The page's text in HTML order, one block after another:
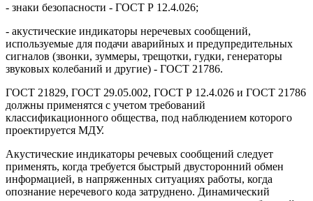
- знаки безопасности - ГОСТ Р 12.4.026;
- акустические индикаторы неречевых сообщений,
используемые для подачи аварийных и предупредительных
сигналов (звонки, зуммеры, трещотки, гудки, генераторы
звуковых колебаний и другие) - ГОСТ 21786.
ГОСТ 21829, ГОСТ 29.05.002, ГОСТ Р 12.4.026 и ГОСТ 21786
должны применятся с учетом требований
классификационного общества, под наблюдением которого
проектируется МДУ.
Акустические индикаторы речевых сообщений следует
применять, когда требуется быстрый двусторонний обмен
информацией, в напряженных ситуациях работы, когда
опознание неречевого кода затруднено. Динамический